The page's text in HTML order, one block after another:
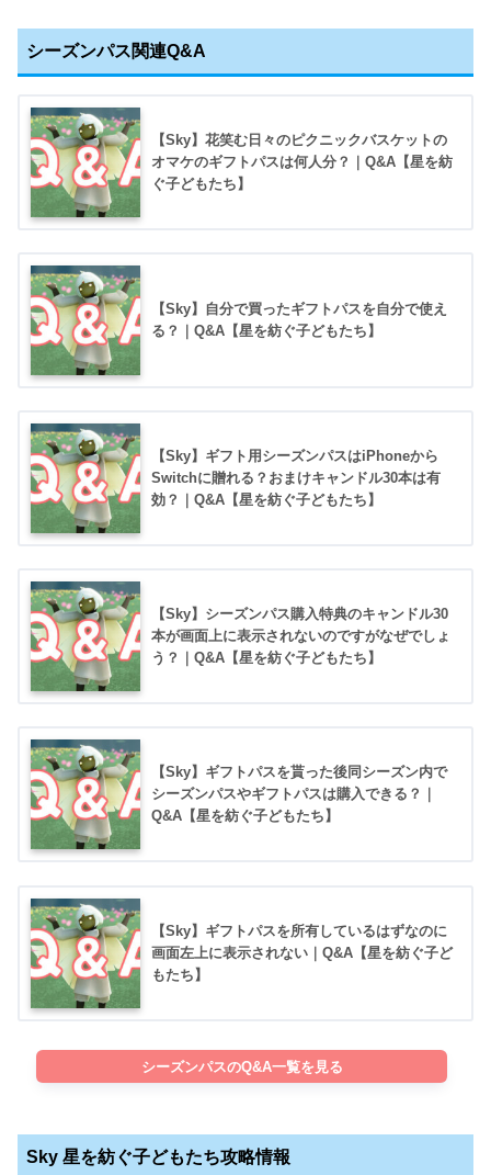
シーズンパス関連Q&A
【Sky】花笑む日々のピクニックバスケットの
オマケのギフトパスは何人分？｜Q&A【星を紡
ぐ子どもたち】
【Sky】自分で買ったギフトパスを自分で使え
る？｜Q&A【星を紡ぐ子どもたち】
【Sky】ギフト用シーズンパスはiPhoneから
Switchに贈れる？おまけキャンドル30本は有
効？｜Q&A【星を紡ぐ子どもたち】
【Sky】シーズンパス購入特典のキャンドル30
本が画面上に表示されないのですがなぜでしょ
う？｜Q&A【星を紡ぐ子どもたち】
【Sky】ギフトパスを貰った後同シーズン内で
シーズンパスやギフトパスは購入できる？｜
Q&A【星を紡ぐ子どもたち】
【Sky】ギフトパスを所有しているはずなのに
画面左上に表示されない｜Q&A【星を紡ぐ子ど
もたち】
シーズンパスのQ&A一覧を見る
Sky 星を紡ぐ子どもたち攻略情報